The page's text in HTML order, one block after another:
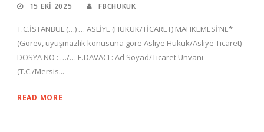
15 EKI 2025 FBCHUKUK
T.C.İSTANBUL (…) … ASLİYE (HUKUK/TİCARET) MAHKEMESİ’NE*
(Görev, uyuşmazlık konusuna göre Asliye Hukuk/Asliye Ticaret)
DOSYA NO : …/… E.DAVACI : Ad Soyad/Ticaret Unvanı
(T.C./Mersis...
READ MORE